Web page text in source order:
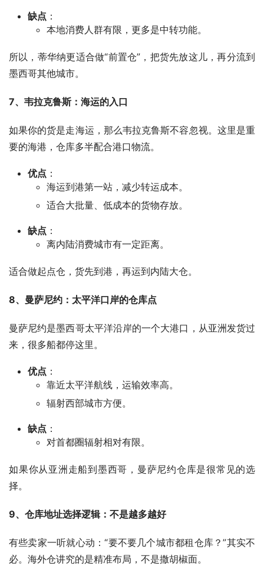
缺点 ：
本地消费人群有限，更多是中转功能。
所以，蒂华纳更适合做“前置仓”，把货先放这儿，再分流到
墨西哥其他城市。
7、韦拉克鲁斯：海运的入口
如果你的货是走海运，那么韦拉克鲁斯不容忽视。这里是重
要的海港，仓库多半配合港口物流。
优点 ：
海运到港第一站，减少转运成本。
适合大批量、低成本的货物存放。
缺点 ：
离内陆消费城市有一定距离。
适合做起点仓，货先到港，再运到内陆大仓。
8、曼萨尼约：太平洋口岸的仓库点
曼萨尼约是墨西哥太平洋沿岸的一个大港口，从亚洲发货过
来，很多船都停这里。
优点 ：
靠近太平洋航线，运输效率高。
辐射西部城市方便。
缺点 ：
对首都圈辐射相对有限。
如果你从亚洲走船到墨西哥，曼萨尼约仓库是很常见的选
择。
9、仓库地址选择逻辑：不是越多越好
有些卖家一听就心动：“要不要几个城市都租仓库？”其实不
必。海外仓讲究的是精准布局，不是撒胡椒面。